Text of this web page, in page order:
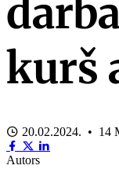
kurš
20.02.2024. • 14
Autors